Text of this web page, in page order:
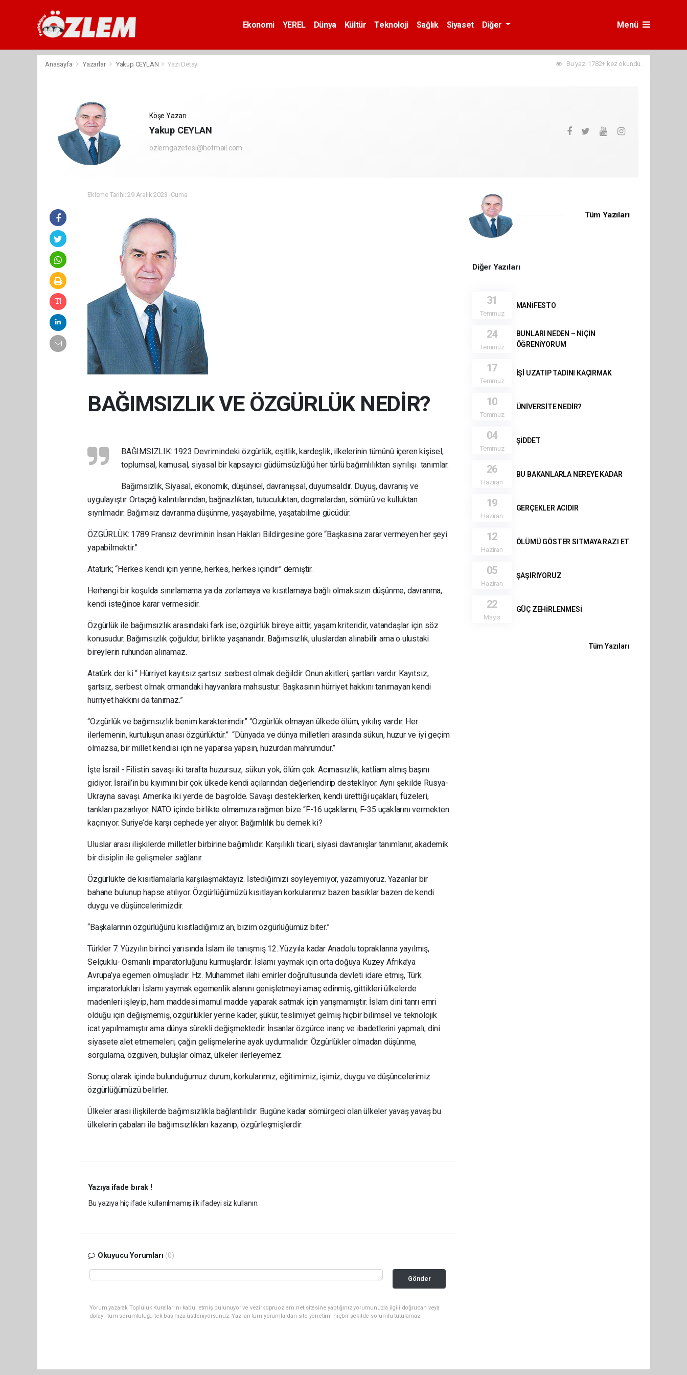
Ekonomi YEREL Dünya Kültür Teknoloji Sağlık Siyaset Diğer Menü
Anasayfa Yazarlar Yakup CEYLAN Yazı Detayı Bu yazı 1782+ kez okundu.
Köşe Yazarı
Yakup CEYLAN
ozlemgazetesi@hotmail.com
Ekleme Tarihi: 29 Aralık 2023 -Cuma
BAĞIMSIZLIK VE ÖZGÜRLÜK NEDİR?
BAĞIMSIZLIK: 1923 Devrimindeki özgürlük, eşitlik, kardeşlik, ilkelerinin tümünü içeren kişisel,
toplumsal, kamusal, siyasal bir kapsayıcı güdümsüzlüğü her türlü bağımlılıktan sıyrılışı tanımlar.
Bağımsızlık, Siyasal, ekonomik, düşünsel, davranışsal, duyumsaldır. Duyuş, davranış ve
uygulayıştır. Ortaçağ kalıntılarından, bağnazlıktan, tutuculuktan, dogmalardan, sömürü ve kulluktan
sıyrılmadır. Bağımsız davranma düşünme, yaşayabilme, yaşatabilme gücüdür.
ÖZGÜRLÜK: 1789 Fransız devriminin İnsan Hakları Bildirgesine göre “Başkasına zarar vermeyen her şeyi
yapabilmektir.”
Atatürk; “Herkes kendi için yerine, herkes, herkes içindir” demiştir.
Herhangi bir koşulda sınırlamama ya da zorlamaya ve kısıtlamaya bağlı olmaksızın düşünme, davranma,
kendi isteğince karar vermesidir.
Özgürlük ile bağımsızlık arasındaki fark ise; özgürlük bireye aittir, yaşam kriteridir, vatandaşlar için söz
konusudur. Bağımsızlık çoğuldur, birlikte yaşanandır. Bağımsızlık, uluslardan alınabilir ama o ulustaki
bireylerin ruhundan alınamaz.
Atatürk der ki “ Hürriyet kayıtsız şartsız serbest olmak değildir. Onun akitleri, şartları vardır. Kayıtsız,
şartsız, serbest olmak ormandaki hayvanlara mahsustur. Başkasının hürriyet hakkını tanımayan kendi
hürriyet hakkını da tanımaz.”
“Özgürlük ve bağımsızlık benim karakterimdir.” “Özgürlük olmayan ülkede ölüm, yıkılış vardır. Her
ilerlemenin, kurtuluşun anası özgürlüktür.” “Dünyada ve dünya milletleri arasında sükun, huzur ve iyi geçim
olmazsa, bir millet kendisi için ne yaparsa yapsın, huzurdan mahrumdur.”
İşte İsrail - Filistin savaşı iki tarafta huzursuz, sükun yok, ölüm çok. Acımasızlık, katliam almış başını
gidiyor. İsrail’in bu kıyımını bir çok ülkede kendi açılarından değerlendirip destekliyor. Aynı şekilde Rusya-
Ukrayna savaşı. Amerika iki yerde de başrolde. Savaşı desteklerken, kendi ürettiği uçakları, füzeleri,
tankları pazarlıyor. NATO içinde birlikte olmamıza rağmen bize “F-16 uçaklarını, F-35 uçaklarını vermekten
kaçınıyor. Suriye’de karşı cephede yer alıyor. Bağımlılık bu demek ki?
Uluslar arası ilişkilerde milletler birbirine bağımlıdır. Karşılıklı ticari, siyasi davranışlar tanımlanır, akademik
bir disiplin ile gelişmeler sağlanır.
Özgürlükte de kısıtlamalarla karşılaşmaktayız. İstediğimizi söyleyemiyor, yazamıyoruz. Yazanlar bir
bahane bulunup hapse atılıyor. Özgürlüğümüzü kısıtlayan korkularımız bazen basıklar bazen de kendi
duygu ve düşüncelerimizdir.
“Başkalarının özgürlüğünü kısıtladığımız an, bizim özgürlüğümüz biter.”
Türkler 7. Yüzyılın birinci yarısında İslam ile tanışmış 12. Yüzyıla kadar Anadolu topraklarına yayılmış,
Selçuklu- Osmanlı imparatorluğunu kurmuşlardır. İslamı yaymak için orta doğuya Kuzey Afrika’ya
Avrupa’ya egemen olmuşladır. Hz. Muhammet ilahi emirler doğrultusunda devleti idare etmiş, Türk
imparatorlukları İslamı yaymak egemenlik alanını genişletmeyi amaç edinmiş, gittikleri ülkelerde
madenleri işleyip, ham maddesi mamul madde yaparak satmak için yarışmamıştır. İslam dini tanrı emri
olduğu için değişmemiş, özgürlükler yerine kader, şükür, teslimiyet gelmiş hiçbir bilimsel ve teknolojik
icat yapılmamıştır ama dünya sürekli değişmektedir. İnsanlar özgürce inanç ve ibadetlerini yapmalı, dini
siyasete alet etmemeleri, çağın gelişmelerine ayak uydurmalıdır. Özgürlükler olmadan düşünme,
sorgulama, özgüven, buluşlar olmaz, ülkeler ilerleyemez.
Sonuç olarak içinde bulunduğumuz durum, korkularımız, eğitimimiz, işimiz, duygu ve düşüncelerimiz
özgürlüğümüzü belirler.
Ülkeler arası ilişkilerde bağımsızlıkla bağlantılıdır. Bugüne kadar sömürgeci olan ülkeler yavaş yavaş bu
ülkelerin çabaları ile bağımsızlıkları kazanıp, özgürleşmişlerdir.
Yazıya ifade bırak !
Bu yazıya hiç ifade kullanılmamış ilk ifadeyi siz kullanın.
Okuyucu Yorumları (0)
Gönder
Yorum yazarak Topluluk Kuralları’nı kabul etmiş bulunuyor ve vezirkopruozlem.net sitesine yaptığınız yorumunuzla ilgili doğrudan veya
dolaylı tüm sorumluluğu tek başınıza üstleniyorsunuz. Yazılan tüm yorumlardan site yönetimi hiçbir şekilde sorumlu tutulamaz.
Tüm Yazıları
Diğer Yazıları
31
Temmuz
MANİFESTO
24
Temmuz
BUNLARI NEDEN – NİÇİN
ÖĞRENİYORUM
17
Temmuz
İŞİ UZATIP TADINI KAÇIRMAK
10
Temmuz
ÜNİVERSİTE NEDİR?
04
Temmuz
ŞİDDET
26
Haziran
BU BAKANLARLA NEREYE KADAR
19
Haziran
GERÇEKLER ACIDIR
12
Haziran
ÖLÜMÜ GÖSTER SITMAYA RAZI ET
05
Haziran
ŞAŞIRIYORUZ
22
Mayıs
GÜÇ ZEHİRLENMESİ
Tüm Yazıları